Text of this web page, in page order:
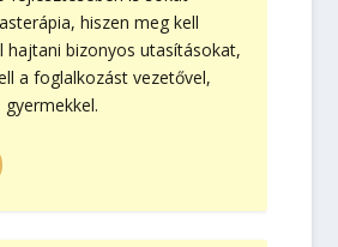
hiszen meg kell
hajtani bizonyos utasításokat,
a foglalkozást vezetővel,